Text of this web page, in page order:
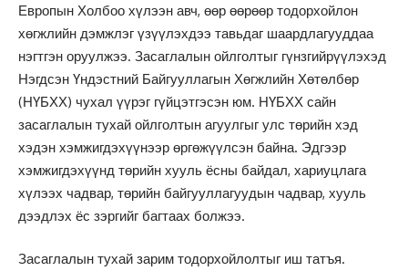
Европын Холбоо хүлээн авч, өөр өөрөөр тодорхойлон
хөгжлийн дэмжлэг үзүүлэхдээ тавьдаг шаардлагууддаа
нэгтгэн оруулжээ. Засаглалын ойлголтыг гүнзгийрүүлэхэд
Нэгдсэн Үндэстний Байгууллагын Хөгжлийн Хөтөлбөр
(НҮБХХ) чухал үүрэг гүйцэтгэсэн юм. НҮБХХ сайн
засаглалын тухай ойлголтын агуулгыг улс төрийн хэд
хэдэн хэмжигдэхүүнээр өргөжүүлсэн байна. Эдгээр
хэмжигдэхүүнд төрийн хууль ёсны байдал, хариуцлага
хүлээх чадвар, төрийн байгууллагуудын чадвар, хууль
дээдлэх ёс зэргийг багтаах болжээ.
Засаглалын тухай зарим тодорхойлолтыг иш татъя.